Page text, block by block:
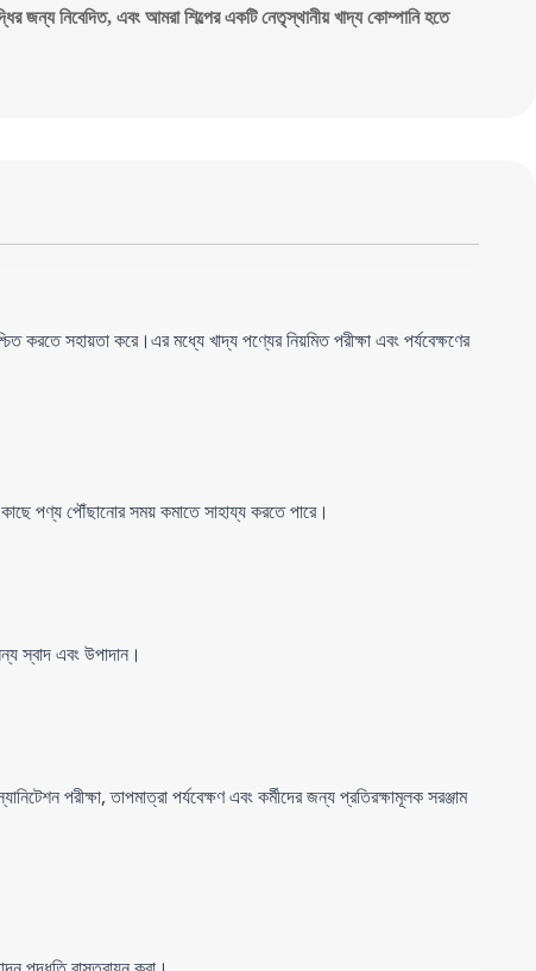
নিবেদিত, এবং আমরা শিল্পের একটি নেতৃস্থানীয় খাদ্য কোম্পানি হতে
করতে সহায়তা করে।এর মধ্যে খাদ্য পণ্যের নিয়মিত পরীক্ষা এবং পর্যবেক্ষণের
পণ্য পৌঁছানোর সময় কমাতে সাহায্য করতে পারে।
স্বাদ এবং উপাদান।
পরীক্ষা, তাপমাত্রা পর্যবেক্ষণ এবং কর্মীদের জন্য প্রতিরক্ষামূলক সরঞ্জাম